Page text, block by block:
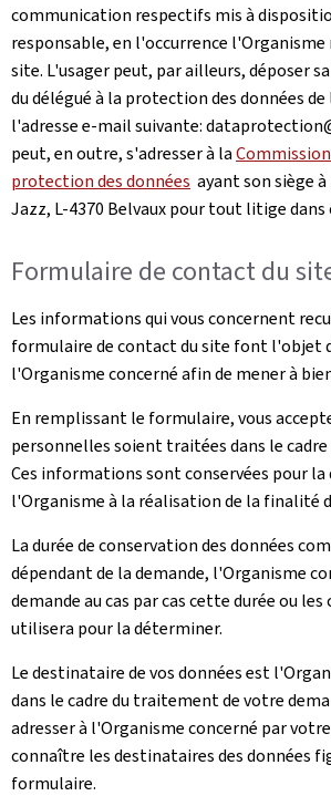
communication respectifs mis à
responsable, en l'occurrence l'Organisme
site. L'usager peut, par ailleurs, déposer
du délégué à la protection des données
l'adresse e-mail suivante:
peut, en outre, s'adresser à la
protection des données ayant son siège
Jazz, L-4370 Belvaux pour tout litige dans
Formulaire de contact du
Les informations qui vous concernent
formulaire de contact du site font l'objet
l'Organisme concerné afin de mener à
En remplissant le formulaire, vous
personnelles soient traitées dans le cadre
Ces informations sont conservées pour la
l'Organisme à la réalisation de la finalité
La durée de conservation des données
dépendant de la demande, l'Organisme
demande au cas par cas cette durée ou
utilisera pour la déterminer.
Le destinataire de vos données est
dans le cadre du traitement de votre
adresser à l'Organisme concerné par
connaître les destinataires des données
formulaire.